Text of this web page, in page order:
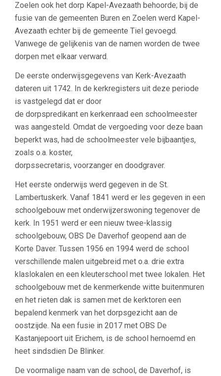
Zoelen ook het dorp Kapel-Avezaath behoorde; bij de
fusie van de gemeenten Buren en Zoelen werd Kapel-
Avezaath echter bij de gemeente Tiel gevoegd.
Vanwege de gelijkenis van de namen worden de twee
dorpen met elkaar verward.
De eerste onderwijsgegevens van Kerk-Avezaath
dateren uit 1742. In de kerkregisters uit deze periode
is vastgelegd dat er door
de dorpspredikant en kerkenraad een schoolmeester
was aangesteld. Omdat de vergoeding voor deze baan
beperkt was, had de schoolmeester vele bijbaantjes,
zoals o.a. koster,
dorpssecretaris, voorzanger en doodgraver.
Het eerste onderwijs werd gegeven in de St.
Lambertuskerk. Vanaf 1841 werd er les gegeven in een
schoolgebouw met onderwijzerswoning tegenover de
kerk. In 1951 werd er een nieuw twee-klassig
schoolgebouw, OBS De Daverhof geopend aan de
Korte Daver. Tussen 1956 en 1994 werd de school
verschillende malen uitgebreid met o.a. drie extra
klaslokalen en een kleuterschool met twee lokalen. Het
schoolgebouw met de kenmerkende witte buitenmuren
en het rieten dak is samen met de kerktoren een
bepalend kenmerk van het dorpsgezicht aan de
oostzijde. Na een fusie in 2017 met OBS De
Kastanjepoort uit Erichem, is de school hernoemd en
heet sindsdien De Blinker.
De voormalige naam van de school, de Daverhof, is